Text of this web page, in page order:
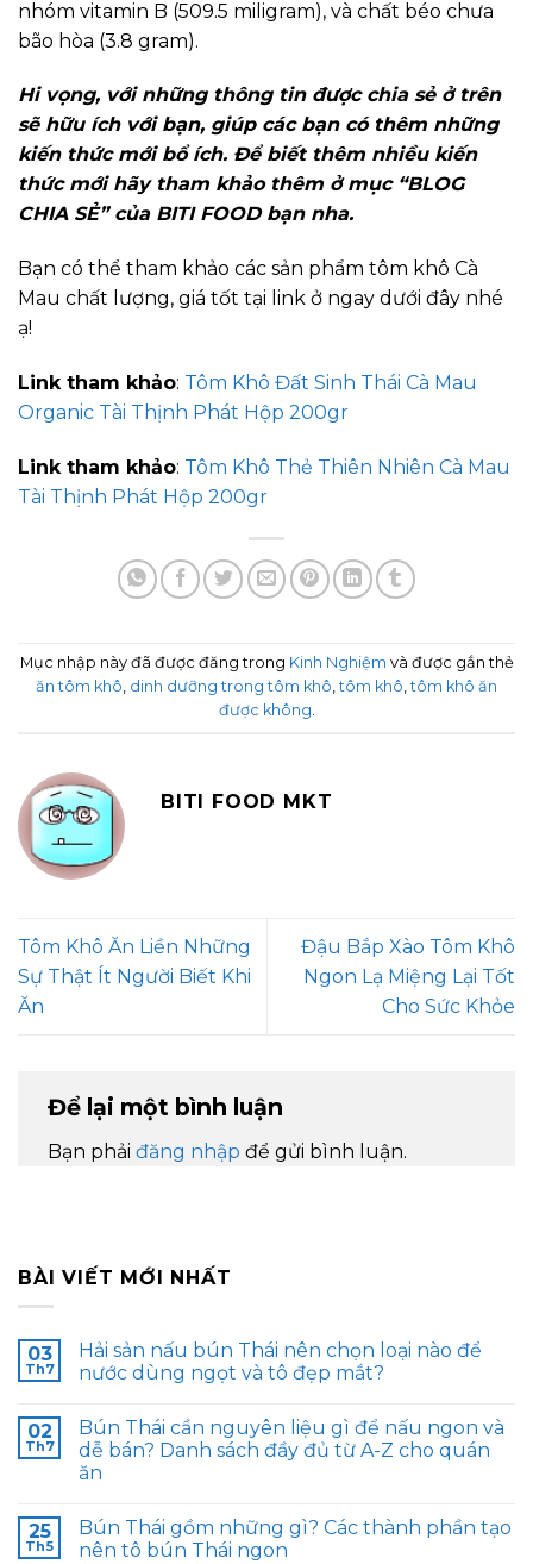
nhóm vitamin B (509.5 miligram), và chất béo chưa
bão hòa (3.8 gram).
Hi vọng, với những thông tin được chia sẻ ở trên
sẽ hữu ích với bạn, giúp các bạn có thêm những
kiến thức mới bổ ích. Để biết thêm nhiều kiến
thức mới hãy tham khảo thêm ở mục “BLOG
CHIA SẺ” của BITI FOOD bạn nha.
Bạn có thể tham khảo các sản phẩm tôm khô Cà
Mau chất lượng, giá tốt tại link ở ngay dưới đây nhé
ạ!
Link tham khảo: Tôm Khô Đất Sinh Thái Cà Mau
Organic Tài Thịnh Phát Hộp 200gr
Link tham khảo: Tôm Khô Thẻ Thiên Nhiên Cà Mau
Tài Thịnh Phát Hộp 200gr
Mục nhập này đã được đăng trong Kinh Nghiệm và được gắn thẻ
ăn tôm khô, dinh dưỡng trong tôm khô,tôm khô,tôm khô ăn
được không.
BITI FOOD MKT
Tôm Khô Ăn Liền Những
Sự Thật Ít Người Biết Khi
Ăn
Đậu Bắp Xào Tôm Khô
Ngon Lạ Miệng Lại Tốt
Cho Sức Khỏe
Để lại một bình luận
Bạn phải đăng nhập để gửi bình luận.
BÀI VIẾT MỚI NHẤT
03
Th7
Hải sản nấu bún Thái nên chọn loại nào để
nước dùng ngọt và tô đẹp mắt?
02
Th7
Bún Thái cần nguyên liệu gì để nấu ngon và
dễ bán? Danh sách đầy đủ từ A-Z cho quán
ăn
25
Th5
Bún Thái gồm những gì? Các thành phần tạo
nên tô bún Thái ngon